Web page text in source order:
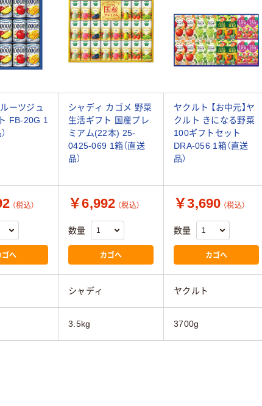
ーツジュ
FB-20G 1
シャディ カゴメ 野菜
生活ギフト 国産プレ
ミアム(22本) 25-
0425-069 1箱（直送
品）
ヤクルト 【お中元】ヤ
クルト きになる野菜
100ギフトセット
DRA-056 1箱（直送
品）
（税込）
ゴへ
￥6,992 （税込）
数量
カゴへ
￥3,690 （税込）
数量
カゴへ
シャディ ヤクルト
3.5kg 3700g